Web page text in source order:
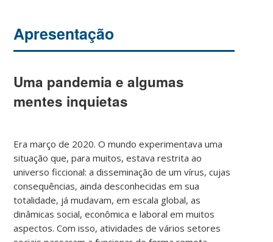
Apresentação
Uma pandemia e algumas
mentes inquietas
Era março de 2020. O mundo experimentava uma
situação que, para muitos, estava restrita ao
universo ficcional: a disseminação de um vírus, cujas
consequências, ainda desconhecidas em sua
totalidade, já mudavam, em escala global, as
dinâmicas social, econômica e laboral em muitos
aspectos. Com isso, atividades de vários setores